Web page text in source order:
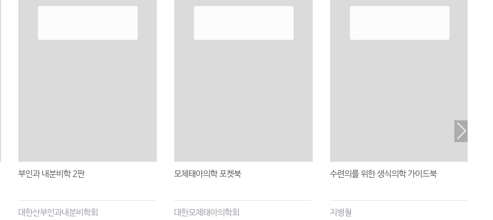
부인과 내분비학 2판
대한산부인과내분비학회
모체태아의학 포켓북
대한모체태아의학회
수련의를 위한 생식의학 가이드북
지병철